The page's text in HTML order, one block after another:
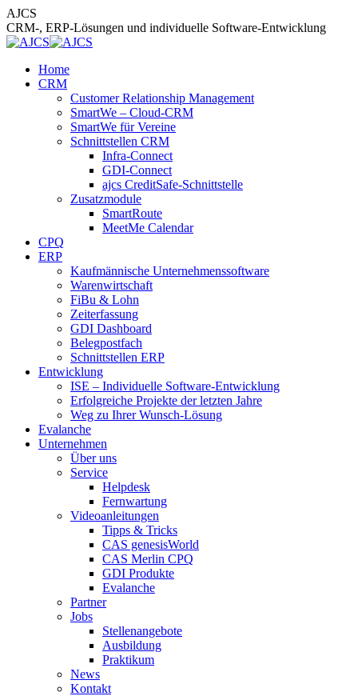
Zum
Inhalt
springen
AJCS
CRM-, ERP-Lösungen und individuelle Software-Entwicklung
Home
CRM
Customer Relationship Management
SmartWe – Cloud-CRM
SmartWe für Vereine
Schnittstellen CRM
Infra-Connect
GDI-Connect
ajcs CreditSafe-Schnittstelle
Zusatzmodule
SmartRoute
MeetMe Calendar
CPQ
ERP
Kaufmännische Unternehmenssoftware
Warenwirtschaft
FiBu & Lohn
Zeiterfassung
GDI Dashboard
Belegpostfach
Schnittstellen ERP
Entwicklung
ISE – Individuelle Software-Entwicklung
Erfolgreiche Projekte der letzten Jahre
Weg zu Ihrer Wunsch-Lösung
Evalanche
Unternehmen
Über uns
Service
Helpdesk
Fernwartung
Videoanleitungen
Tipps & Tricks
CAS genesisWorld
CAS Merlin CPQ
GDI Produkte
Evalanche
Partner
Jobs
Stellenangebote
Ausbildung
Praktikum
News
Kontakt